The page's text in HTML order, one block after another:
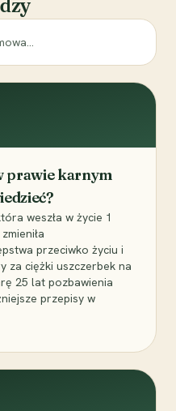
prawie karnym
weszła w życie 1
przeciwko życiu i
za ciężki uszczerbek na
25 lat pozbawienia
przepisy w